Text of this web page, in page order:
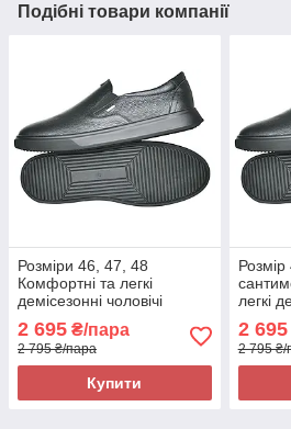
Подібні товари компанії
Розміри 46, 47, 48
Комфортні та легкі
демісезонні чоловічі
чорні, на підошві з піни
2 695 ₴/пара
2 795 ₴/пара
Купити
легкі
чорні,
2 695
2 795 ₴/